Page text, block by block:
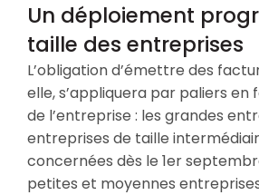
Un déploiement
taille des entreprises
L’obligation d’émettre des
elle, s’appliquera par paliers en
de l’entreprise : les grandes
entreprises de taille
concernées dès le 1er
petites et moyennes